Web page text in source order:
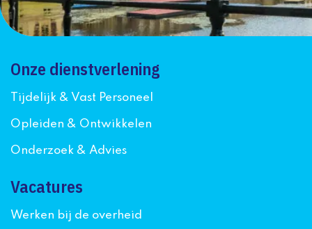
Onze dienstverlening
Tijdelijk & Vast Personeel
Opleiden & Ontwikkelen
Onderzoek & Advies
Vacatures
Werken bij de overheid